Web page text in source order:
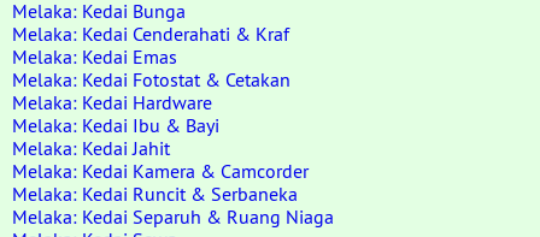
Melaka: Kedai Bunga
Melaka: Kedai Cenderahati & Kraf
Melaka: Kedai Emas
Melaka: Kedai Fotostat & Cetakan
Melaka: Kedai Hardware
Melaka: Kedai Ibu & Bayi
Melaka: Kedai Jahit
Melaka: Kedai Kamera & Camcorder
Melaka: Kedai Runcit & Serbaneka
Melaka: Kedai Separuh & Ruang Niaga